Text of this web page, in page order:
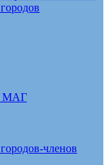
МАГ
членов